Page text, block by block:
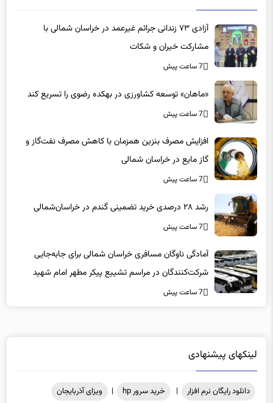
جدیدترین مقالات
آزادی ۷۳ زندانی جرائم غیرعمد در خراسان شمالی با
مشارکت خیران و شکات
«ماهان» توسعه کشاورزی در بهکده رضوی را تسریع کند
افزایش مصرف بنزین همزمان با کاهش مصرف نفت‌گاز و
گاز مایع در خراسان شمالی
رشد ۲۸ درصدی خرید تضمینی گندم در خراسان‌شمالی
آمادگی ناوگان مسافری خراسان شمالی برای جابه‌جایی
شرکت‌کنندگان در مراسم تشییع پیکر مطهر امام شهید
لینکهای پیشنهادی